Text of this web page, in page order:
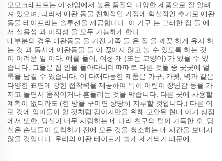
모모크래프트는 이 산업에서 높은 품질의 다양한 제품으로 잘 알려
져 있으며, 따라서 애완 동물 친화적인 가정에 혁신적인 추가로 애완
동물 테이프라는 솔루션을 제공합니다. 이 가구 는 그러한 집 들 에
서 실용성 과 미적성 을 모두 가능하게 한다.
대부분의 경우 애완동물 을 가진 가족 들 은 집 을 깨끗 하게 유지 하
는 것 과 동시에 애완동물 들 이 끊이지 않고 놀 수 있도록 하는 것
이 어려운 일 이다. 예를 들어, 여성 개 (또는 고양이) 가 있을 수 있
습니다. 그들은 집 안을 돌아다니며 때때로 다른 것들 중 곳곳에 얼
룩을 남길 수 있습니다. 이 다재다능한 제품은 가구, 카펫, 벽과 같은
다양한 표면에 강한 접착력을 제공하여 특히 어린이 장난감 등을 가
지고 놀면서 움직이거나 흔들리는 것을 막습니다. 다른 곳에 사용할
계획이 없더라도 (한 방을 꾸미면 상당히 지루할 것입니다.) 다른 어
떤 것에 엄마들이 할 것처럼 강아지만을 위해 고안된 현대 아기 상점
에서 또한, 당신이 너무 사랑하는 네 다리 친구의 털이 가득한 후, 당
신은 손님들이 도착하기 전에 모든 것을 청소하는 데 시간을 보내지
않을 것입니다. 우리의 애완 테이프가 쉽게 제거되기 때문에.